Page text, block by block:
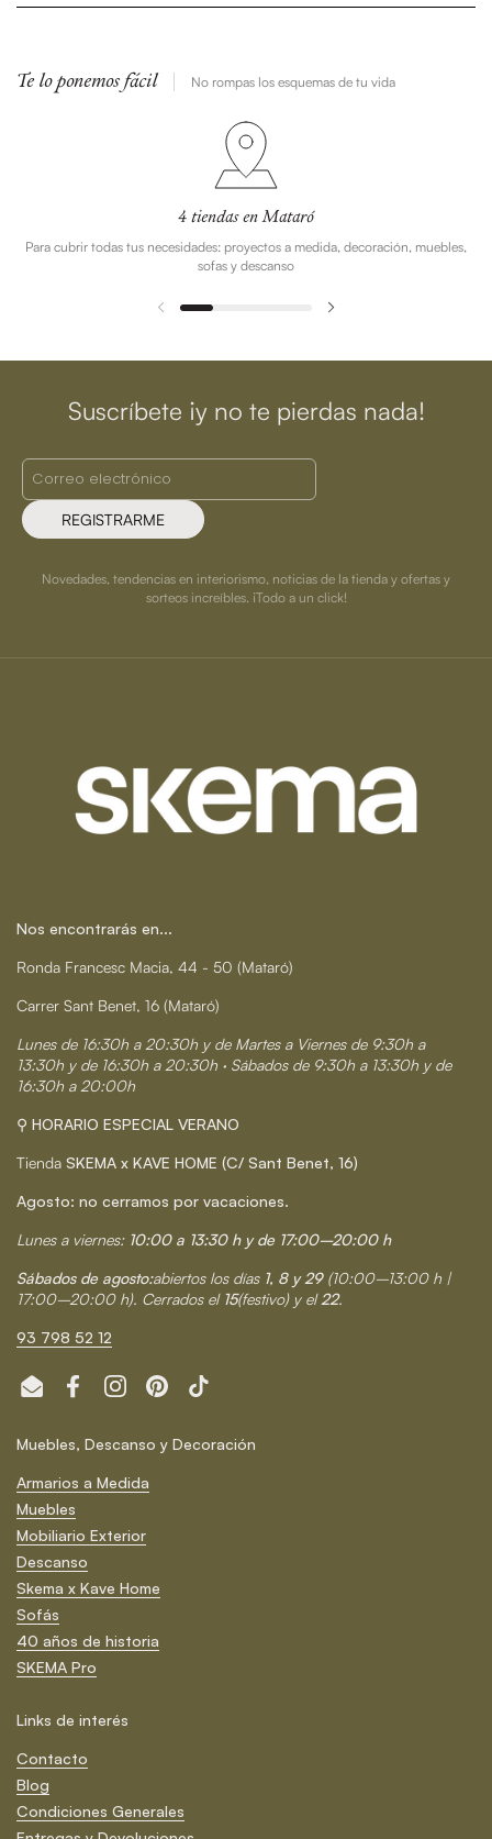
Te lo ponemos fácil No rompas los esquemas de tu vida
4 tiendas en Mataró
Para cubrir todas tus necesidades: proyectos a medida, decoración, muebles,
sofas y descanso
Suscríbete ¡y no te pierdas nada!
REGISTRARME
Novedades, tendencias en interiorismo, noticias de la tienda y ofertas y
sorteos increíbles. ¡Todo a un click!
Nos encontrarás en...
Ronda Francesc Macia, 44 - 50 (Mataró)
Carrer Sant Benet, 16 (Mataró)
Lunes de 16:30h a 20:30h y de Martes a Viernes de 9:30h a
13:30h y de 16:30h a 20:30h · Sábados de 9:30h a 13:30h y de
16:30h a 20:00h
⚲ HORARIO ESPECIAL VERANO
Tienda SKEMA x KAVE HOME (C/ Sant Benet, 16)
Agosto: no cerramos por vacaciones.
Lunes a viernes: 10:00 a 13:30 h y de 17:00–20:00 h
Sábados de agosto:abiertos los días 1, 8 y 29 (10:00–13:00 h |
17:00–20:00 h). Cerrados el 15(festivo) y el22.
93 798 52 12
Email FacebookInstagramPinterestTikTok
Muebles, Descanso y Decoración
Armarios a Medida
Muebles
Mobiliario Exterior
Descanso
Skema x Kave Home
Sofás
40 años de historia
SKEMA Pro
Links de interés
Contacto
Blog
Condiciones Generales